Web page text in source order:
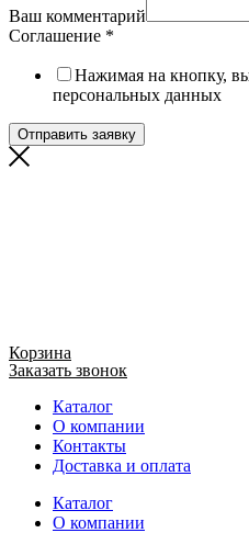
Ваш комментарий
Соглашение *
Нажимая на кнопку,
персональных данных
Отправить заявку
Корзина
Заказать звонок
Каталог
О компании
Контакты
Доставка и оплата
Каталог
О компании